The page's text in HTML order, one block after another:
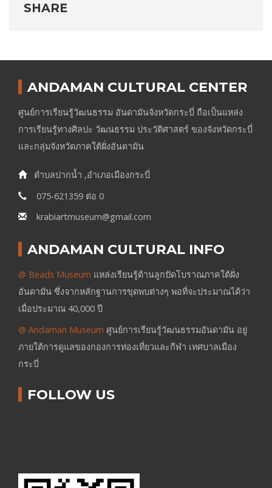
SHARE
ANDAMAN CULTURAL CENTER
ศูนย์การเรียนรู้วัฒนธรรม อันดามันจังหวัดกระบี่ ถือเป็นแหล่ง
การเรียนรู้ทางศิลปะ วัฒนธรรม ประวัติศาสตร์ ของจังหวัดกระบี่
และกลุ่มจังหวัดภาคใต้ฝั่งอันดามัน
ตำบลปากน้ำ ,อำเภอเมืองกระบี่
075-621359 ต่อ 0
krabiartmuseum@gmail.com
ANDAMAN CULTURAL INFO
@ Beads Museum แหล่งเรียนรู้ด้านลูกปัดโบราณภาคใต้ฝั่ง
อันดามัน ซึ่งจากหลักฐานการขุดพบต่างๆ พอที่จะประมาณได้ว่า
เมื่อประมาณ 40,000 ปี
@ Andaman Museum ศูนย์การเรียนรู้วัฒนธรรมอันดามัน อยู่
ภายใต้การดูแลของกองการท่องเที่ยวและกีฬา เทศบาลเมือง
กระบี่
FOLLOW US